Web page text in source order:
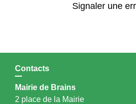
Signaler une
Contacts
Mairie de Brains
2 place de la Mairie